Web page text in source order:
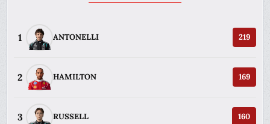
1 ANTONELLI 219
2 HAMILTON 169
3 RUSSELL 160